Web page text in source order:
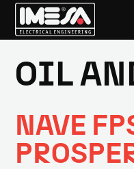
Passa
principale
OIL
NAVE